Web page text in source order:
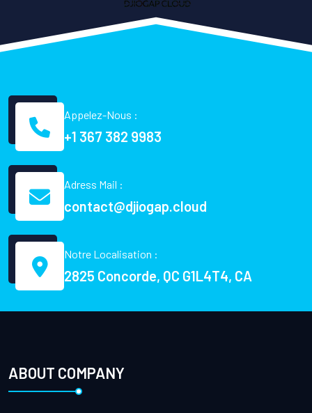
Appelez-Nous :
+1 367 382 9983
Adress Mail :
contact@djiogap.cloud
Notre Localisation :
2825 Concorde, QC G1L4T4, CA
ABOUT COMPANY